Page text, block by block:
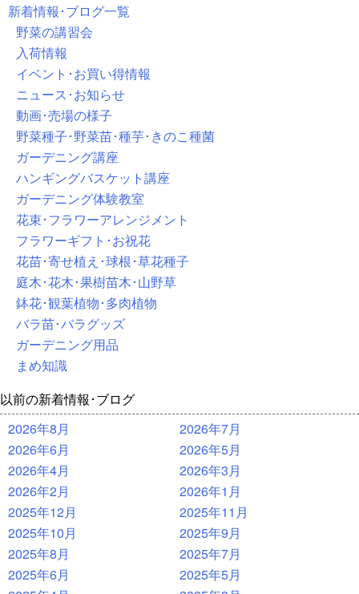
新着情報･ブログ一覧
野菜の講習会
入荷情報
イベント･お買い得情報
ニュース･お知らせ
動画･売場の様子
野菜種子･野菜苗･種芋･きのこ種菌
ガーデニング講座
ハンギングバスケット講座
ガーデニング体験教室
花束･フラワーアレンジメント
フラワーギフト･お祝花
花苗･寄せ植え･球根･草花種子
庭木･花木･果樹苗木･山野草
鉢花･観葉植物･多肉植物
バラ苗･バラグッズ
ガーデニング用品
まめ知識
以前の新着情報･ブログ
2026年8月
2026年7月
2026年6月
2026年5月
2026年4月
2026年3月
2026年2月
2026年1月
2025年12月
2025年11月
2025年10月
2025年9月
2025年8月
2025年7月
2025年6月
2025年5月